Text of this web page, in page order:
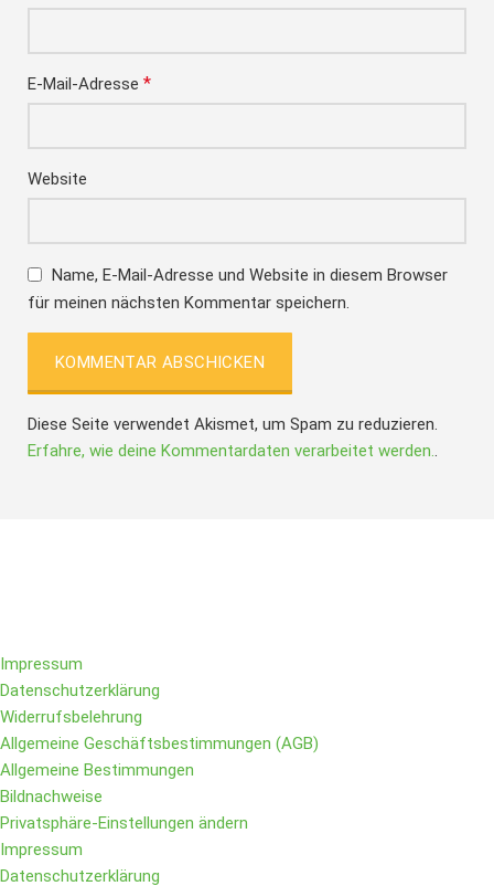
E-Mail-Adresse *
Website
Name, E-Mail-Adresse und Website in diesem Browser
für meinen nächsten Kommentar speichern.
Diese Seite verwendet Akismet, um Spam zu reduzieren.
Erfahre, wie deine Kommentardaten verarbeitet werden..
Impressum
Datenschutzerklärung
Widerrufsbelehrung
Allgemeine Geschäftsbestimmungen (AGB)
Allgemeine Bestimmungen
Bildnachweise
Privatsphäre-Einstellungen ändern
Impressum
Datenschutzerklärung